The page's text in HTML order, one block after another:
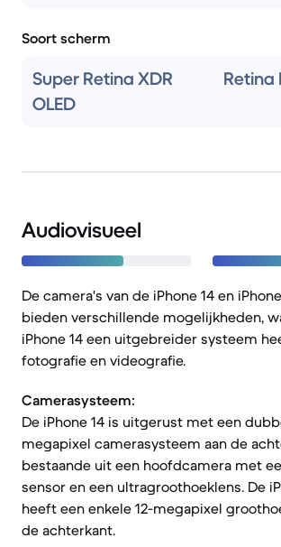
Soort scherm
Super Retina XDR
OLED
Retina
Audiovisueel
De camera's van de iPhone 14 en
bieden verschillende mogelijkheden,
iPhone 14 een uitgebreider systeem
fotografie en videografie.
Camerasysteem:
De iPhone 14 is uitgerust met een
megapixel camerasysteem aan de
bestaande uit een hoofdcamera met
sensor en een ultragroothoeklens. De
heeft een enkele 12-megapixel
de achterkant.